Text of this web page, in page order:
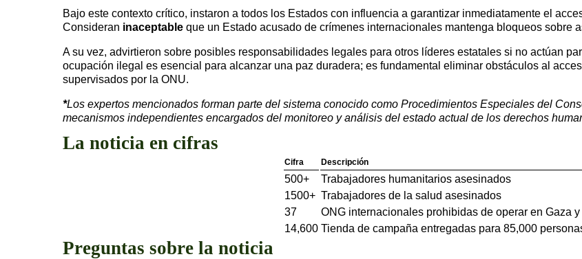
Bajo este contexto crítico, instaron a todos los Estados con influencia a garantizar inmediatamente el
Consideran inaceptable que un Estado acusado de crímenes internacionales mantenga bloqueos sobre
A su vez, advirtieron sobre posibles responsabilidades legales para otros líderes estatales si no actúan
ocupación ilegal es esencial para alcanzar una paz duradera; es fundamental eliminar obstáculos al
supervisados por la ONU.
*Los expertos mencionados forman parte del sistema conocido como Procedimientos Especiales del
mecanismos independientes encargados del monitoreo y análisis del estado actual de los derechos
La noticia en cifras
Cifra Descripción
500+
Trabajadores humanitarios asesinados
1500+ Trabajadores de la salud asesinados
37
ONG internacionales prohibidas de operar en Gaza
14,600 Tienda de campaña entregadas para 85,000
Preguntas sobre la noticia